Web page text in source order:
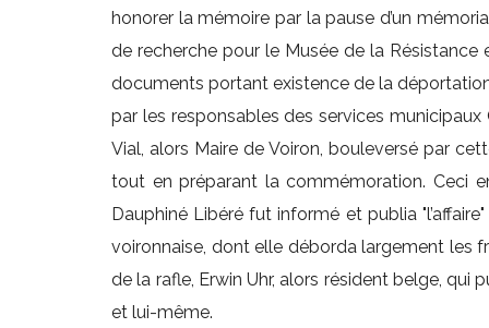
honorer la mémoire par la pause d’un
de recherche pour le Musée de la Résistance
documents portant existence de la
par les responsables des services
Vial, alors Maire de Voiron, bouleversé par
tout en préparant la commémoration. Ceci
Dauphiné Libéré fut informé et publia
voironnaise, dont elle déborda largement les
de la rafle, Erwin Uhr, alors résident belge,
et lui-même.